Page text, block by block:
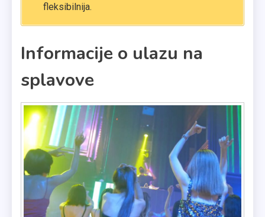
fleksibilnija.
Informacije o ulazu na
splavove